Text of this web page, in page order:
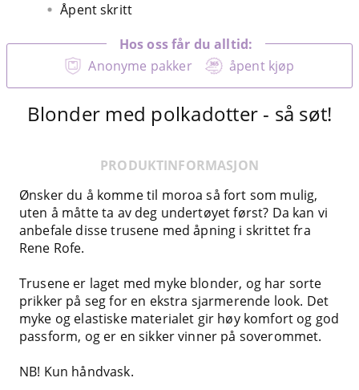
Åpent skritt
Anonyme pakker åpent kjøp
Hos oss får du alltid:
Blonder med polkadotter - så søt!
PRODUKTINFORMASJON
Ønsker du å komme til moroa så fort som mulig,
uten å måtte ta av deg undertøyet først? Da kan vi
anbefale disse trusene med åpning i skrittet fra
Rene Rofe.
Trusene er laget med myke blonder, og har sorte
prikker på seg for en ekstra sjarmerende look. Det
myke og elastiske materialet gir høy komfort og god
passform, og er en sikker vinner på soverommet.
NB! Kun håndvask.